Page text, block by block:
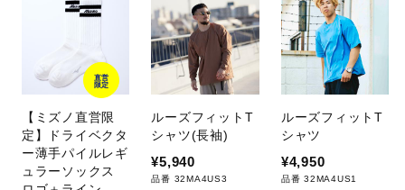
直営
限定
【ミズノ直営限
定】ドライベクタ
ー薄手パイルレギ
ュラーソックス
ルーズフィットT
シャツ(長袖)
¥5,940
品番 32MA4US3
ルーズフィットT
シャツ
¥4,950
品番 32MA4US1